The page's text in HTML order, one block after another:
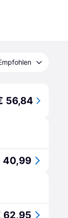
56,84
40,99
62,95